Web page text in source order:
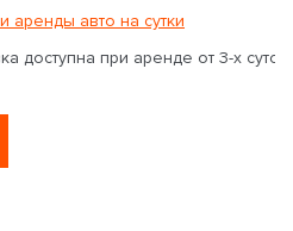
аренды авто на сутки
доступна при аренде от 3-х суток